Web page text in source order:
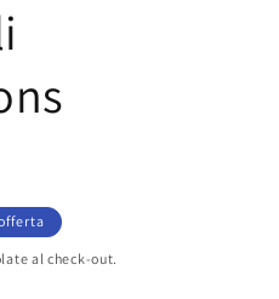
al check-out.